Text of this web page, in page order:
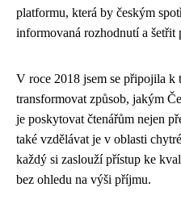
platformu, která by českým
informovaná rozhodnutí a šetřit
V roce 2018 jsem se připojila k
transformovat způsob, jakým
je poskytovat čtenářům nejen
také vzdělávat je v oblasti
každý si zaslouží přístup ke
bez ohledu na výši příjmu.